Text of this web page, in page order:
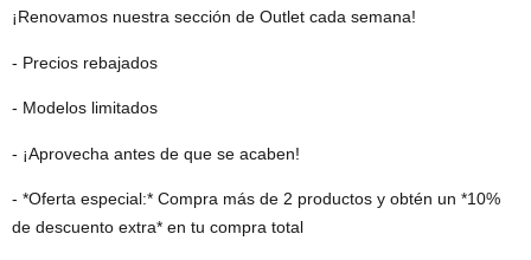
¡Renovamos nuestra sección de Outlet cada semana!
- Precios rebajados
- Modelos limitados
- ¡Aprovecha antes de que se acaben!
- *Oferta especial:* Compra más de 2 productos y obtén un *10%
de descuento extra* en tu compra total